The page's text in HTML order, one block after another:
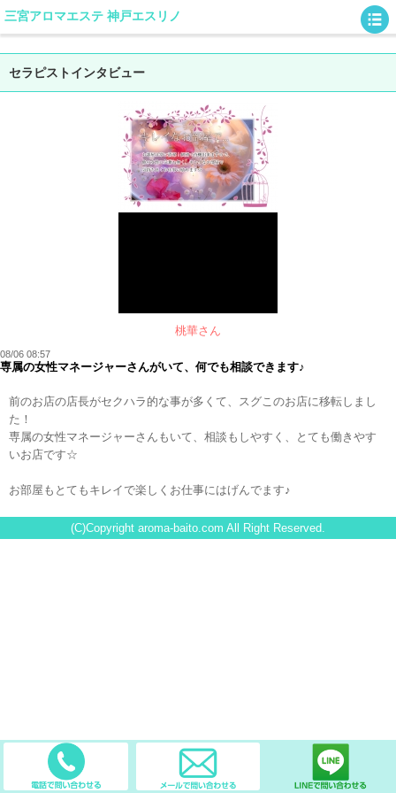
三宮アロマエステ 神戸エスリノ
セラピストインタビュー
桃華さん
08/06 08:57
専属の女性マネージャーさんがいて、何でも相談できます♪
前のお店の店長がセクハラ的な事が多くて、スグこのお店に移転しまし
た！
専属の女性マネージャーさんもいて、相談もしやすく、とても働きやす
いお店です☆
お部屋もとてもキレイで楽しくお仕事にはげんでます♪
(C)Copyright aroma-baito.com All Right Reserved.